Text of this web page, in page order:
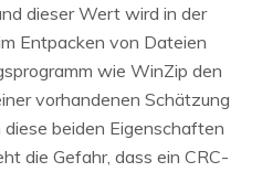
dieser Wert wird in der
Entpacken von Dateien
wie WinZip den
vorhandenen Schätzung
beiden Eigenschaften
die Gefahr, dass ein CRC-